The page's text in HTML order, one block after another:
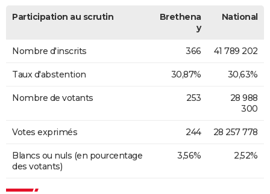
Participation au scrutin
Brethena
y
National
Nombre d'inscrits 366 41 789 202
Taux d'abstention 30,87% 30,63%
Nombre de votants 253
28 988
300
Votes exprimés 244 28 257 778
Blancs ou nuls (en pourcentage
des votants)
3,56% 2,52%